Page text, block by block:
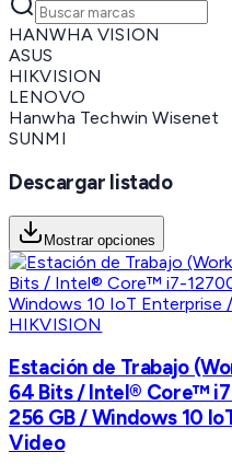
HANWHA VISION
ASUS
HIKVISION
LENOVO
Hanwha Techwin Wisenet
SUNMI
Descargar listado
Mostrar opciones
HIKVISION
Estación de Trabajo
64 Bits / Intel® Core™
256 GB / Windows 10
Video